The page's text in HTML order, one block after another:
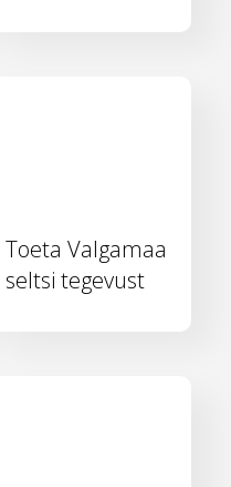
Toeta Valgamaa
seltsi tegevust